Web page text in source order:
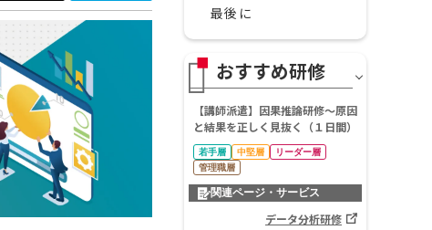
最後に
【講師派遣】 因果推論研修～原因
と結果を正しく見抜く（１日間）
若手層 中堅層
リーダー層
管理職層
関連ページ・サービス
データ分析研修